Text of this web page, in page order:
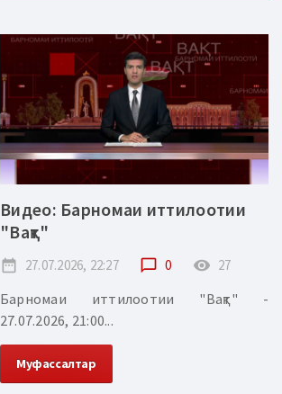
Видео: Барномаи иттилоотии
"Вақт"
date_range 27.07.2026, 22:27 chat_bubble_outline 0 remove_red_eye 27
Барномаи иттилоотии "Вақт" -
27.07.2026, 21:00...
Муфассалтар